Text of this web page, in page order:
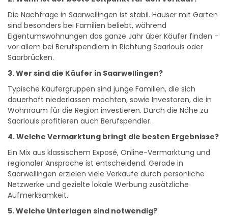
Die Nachfrage in Saarwellingen ist stabil. Häuser mit Garten
sind besonders bei Familien beliebt, während
Eigentumswohnungen das ganze Jahr über Käufer finden –
vor allem bei Berufspendlern in Richtung Saarlouis oder
Saarbrücken.
3. Wer sind die Käufer in Saarwellingen?
Typische Käufergruppen sind junge Familien, die sich
dauerhaft niederlassen möchten, sowie Investoren, die in
Wohnraum für die Region investieren. Durch die Nähe zu
Saarlouis profitieren auch Berufspendler.
4. Welche Vermarktung bringt die besten Ergebnisse?
Ein Mix aus klassischem Exposé, Online-Vermarktung und
regionaler Ansprache ist entscheidend. Gerade in
Saarwellingen erzielen viele Verkäufe durch persönliche
Netzwerke und gezielte lokale Werbung zusätzliche
Aufmerksamkeit.
5. Welche Unterlagen sind notwendig?